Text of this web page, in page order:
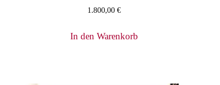
1.800,00 €
In den Warenkorb